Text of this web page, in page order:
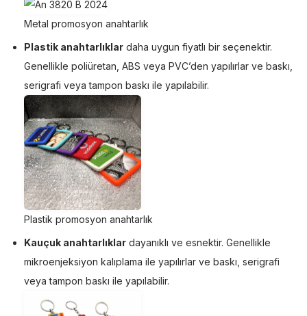
Metal promosyon anahtarlık
Plastik anahtarlıklar daha uygun fiyatlı bir seçenektir.
Genellikle poliüretan, ABS veya PVC’den yapılırlar ve baskı,
serigrafi veya tampon baskı ile yapılabilir.
Plastik promosyon anahtarlık
Kauçuk anahtarlıklar dayanıklı ve esnektir. Genellikle
mikroenjeksiyon kalıplama ile yapılırlar ve baskı, serigrafi
veya tampon baskı ile yapılabilir.